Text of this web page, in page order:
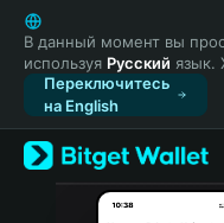
English
日本語
Tiếng Việt
Русский
Español (Latinoamérica)
Türkçe
Italiano
В данный момент вы
используя Русский язык.
Переключитесь
на English